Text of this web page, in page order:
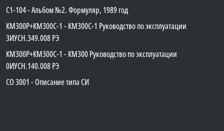
C1-104 - Альбом №2. Формуляр, 1989 год
КМ300Р+КМ300С-1 - КМ300C-1 Руководство по эксплуатации
3ИУСН.349.008 РЭ
КМ300Р+КМ300С-1 - КМ300 Руководство по эксплуатации
0ИУСН.140.008 РЭ
СО 3001 - Описание типа СИ